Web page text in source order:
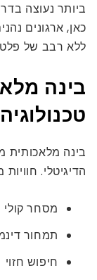
ביותר נעוצה
כאן, ארגונים
ללא רבב של
בינה
בינה
הדיגיטלי.
מסחר קולי
תמחור
חיפוש חזוי